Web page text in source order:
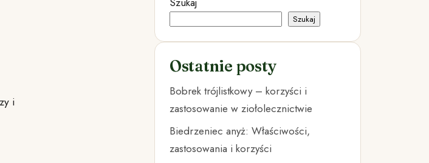
i
Szukaj
Ostatnie posty
Bobrek trójlistkowy – korzyści i
zastosowanie w ziołolecznictwie
Biedrzeniec anyż: Właściwości,
zastosowania i korzyści